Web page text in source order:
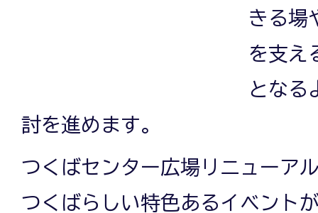
きる場
を支え
となる
討を進めます。
つくばセンター広場リニューア
つくばらしい特色あるイベント